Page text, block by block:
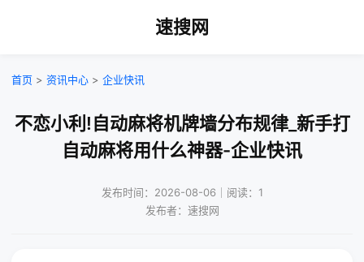
速搜网
首页 > 资讯中心 > 企业快讯
不恋小利!自动麻将机牌墙分布规律_新手打
自动麻将用什么神器-企业快讯
发布时间：2026-08-06｜阅读：1
发布者：速搜网